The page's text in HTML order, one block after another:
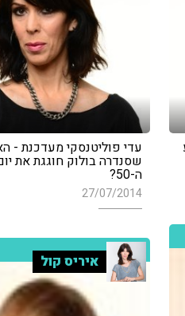
עדי פוליטנסקי מעדכנת -
שסנדרה בולוק חוגגת את
ה-50?
27/07/2014
איריס קול